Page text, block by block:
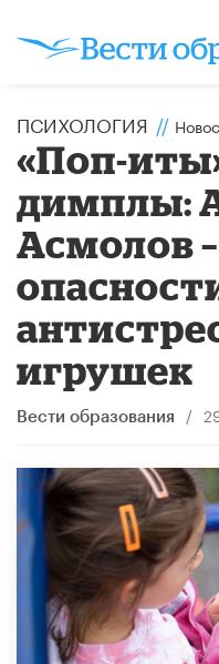
ПСИХОЛОГИЯ //
«Поп-
димплы:
Асмолов
игрушек
Вести образования /